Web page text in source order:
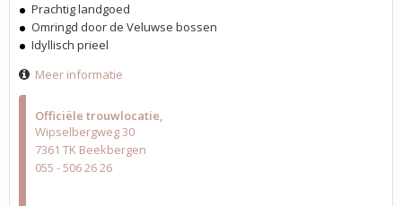
Officiële trouwlocatie
Wipselbergweg 30
7361 TK Beekbergen
055 - 506 26 26
Prachtig landgoed
Omringd door de Veluwse bossen
Idyllisch prieel
Meer informatie